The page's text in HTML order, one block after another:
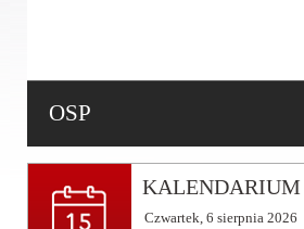
Gminne Obchody Dnia
OSP
KALENDARIUM
Czwartek, 6 sierpnia 2026